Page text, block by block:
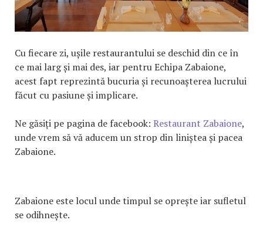
Cu fiecare zi, ușile restaurantului se deschid din ce în
ce mai larg și mai des, iar pentru Echipa Zabaione,
acest fapt reprezintă bucuria și recunoașterea lucrului
făcut cu pasiune și implicare.
Ne găsiți pe pagina de facebook: Restaurant Zabaione,
unde vrem să vă aducem un strop din liniștea și pacea
Zabaione.
Zabaione este locul unde timpul se oprește iar sufletul
se odihnește.